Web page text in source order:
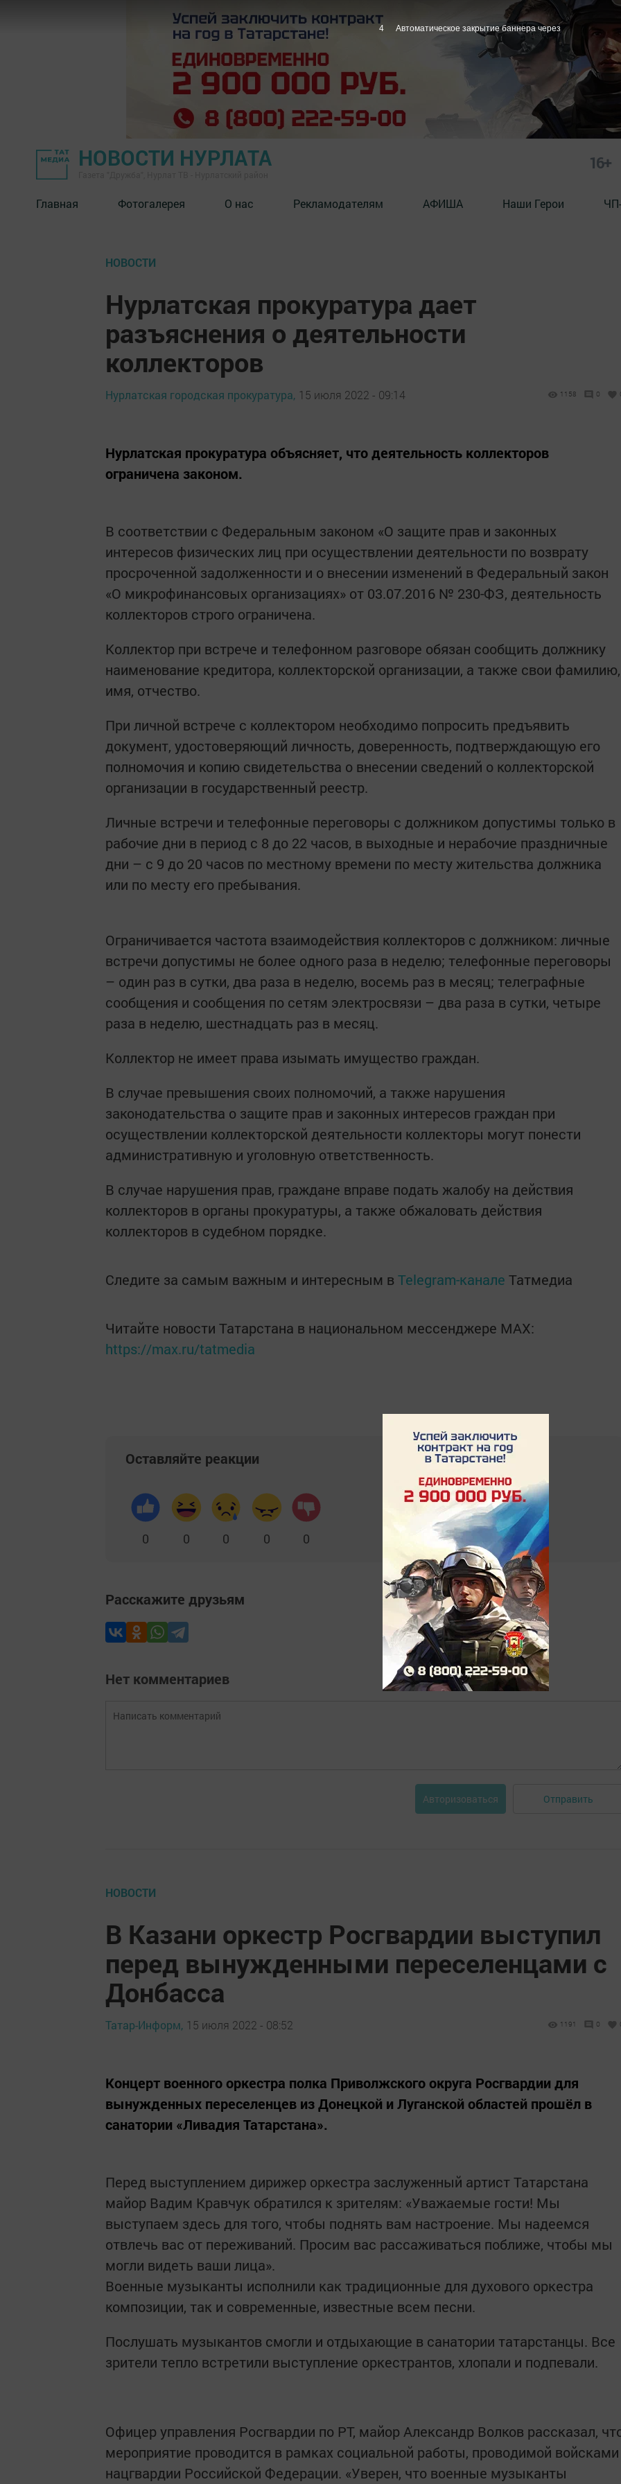
НОВОСТИ НУРЛАТА 16+
Главная Фотогалерея О нас Рекламодателям АФИША Наши Герои
НОВОСТИ
Нурлатская прокуратура дает
разъяснения о деятельности
коллекторов
Нурлатская городская прокуратура, 15 июля 2022 - 09:14 1158 0
Нурлатская прокуратура объясняет, что деятельность коллекторов
ограничена законом.
В соответствии с Федеральным законом «О защите прав и законных
интересов физических лиц при осуществлении деятельности по возврату
просроченной задолженности и о внесении изменений в Федеральный закон
«О микрофинансовых организациях» от 03.07.2016 № 230-ФЗ, деятельность
коллекторов строго ограничена.
Коллектор при встрече и телефонном разговоре обязан сообщить должнику
наименование кредитора, коллекторской организации, а также свои фамилию,
имя, отчество.
При личной встрече с коллектором необходимо попросить предъявить
документ, удостоверяющий личность, доверенность, подтверждающую его
полномочия и копию свидетельства о внесении сведений о коллекторской
организации в государственный реестр.
Личные встречи и телефонные переговоры с должником допустимы только в
рабочие дни в период с 8 до 22 часов, в выходные и нерабочие праздничные
дни – с 9 до 20 часов по местному времени по месту жительства должника
или по месту его пребывания.
Ограничивается частота взаимодействия коллекторов с должником: личные
встречи допустимы не более одного раза в неделю; телефонные переговоры
– один раз в сутки, два раза в неделю, восемь раз в месяц; телеграфные
сообщения и сообщения по сетям электросвязи – два раза в сутки, четыре
раза в неделю, шестнадцать раз в месяц.
Коллектор не имеет права изымать имущество граждан.
В случае превышения своих полномочий, а также нарушения
законодательства о защите прав и законных интересов граждан при
осуществлении коллекторской деятельности коллекторы могут понести
административную и уголовную ответственность.
В случае нарушения прав, граждане вправе подать жалобу на действия
коллекторов в органы прокуратуры, а также обжаловать действия
коллекторов в судебном порядке.
Следите за самым важным и интересным в Telegram-канале Татмедиа
Читайте новости Татарстана в национальном мессенджере MАХ:
https://max.ru/tatmedia
Оставляйте реакции
0 0 0 0 0
Расскажите друзьям
Нет комментариев
Авторизоваться Отправить
НОВОСТИ
В Казани оркестр Росгвардии выступил
перед вынужденными переселенцами с
Донбасса
Татар-Информ, 15 июля 2022 - 08:52 1191 0
Концерт военного оркестра полка Приволжского округа Росгвардии для
вынужденных переселенцев из Донецкой и Луганской областей прошёл в
санатории «Ливадия Татарстана».
Перед выступлением дирижер оркестра заслуженный артист Татарстана
майор Вадим Кравчук обратился к зрителям: «Уважаемые гости! Мы
выступаем здесь для того, чтобы поднять вам настроение. Мы надеемся
отвлечь вас от переживаний. Просим вас рассаживаться поближе, чтобы мы
могли видеть ваши лица».
Военные музыканты исполнили как традиционные для духового оркестра
композиции, так и современные, известные всем песни.
Послушать музыкантов смогли и отдыхающие в санатории татарстанцы. Все
зрители тепло встретили выступление оркестрантов, хлопали и подпевали.
Офицер управления Росгвардии по РТ, майор Александр Волков рассказал,
мероприятие проводится в рамках социальной работы, проводимой войсками
нацгвардии Российской Федерации. «Уверен, что военные музыканты
3 Автоматическое закрытие баннера через